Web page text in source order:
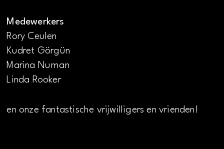
Medewerkers
Rory Ceulen
Kudret Görgün
Marina Numan
Linda Rooker
en onze fantastische vrijwilligers en vrienden!